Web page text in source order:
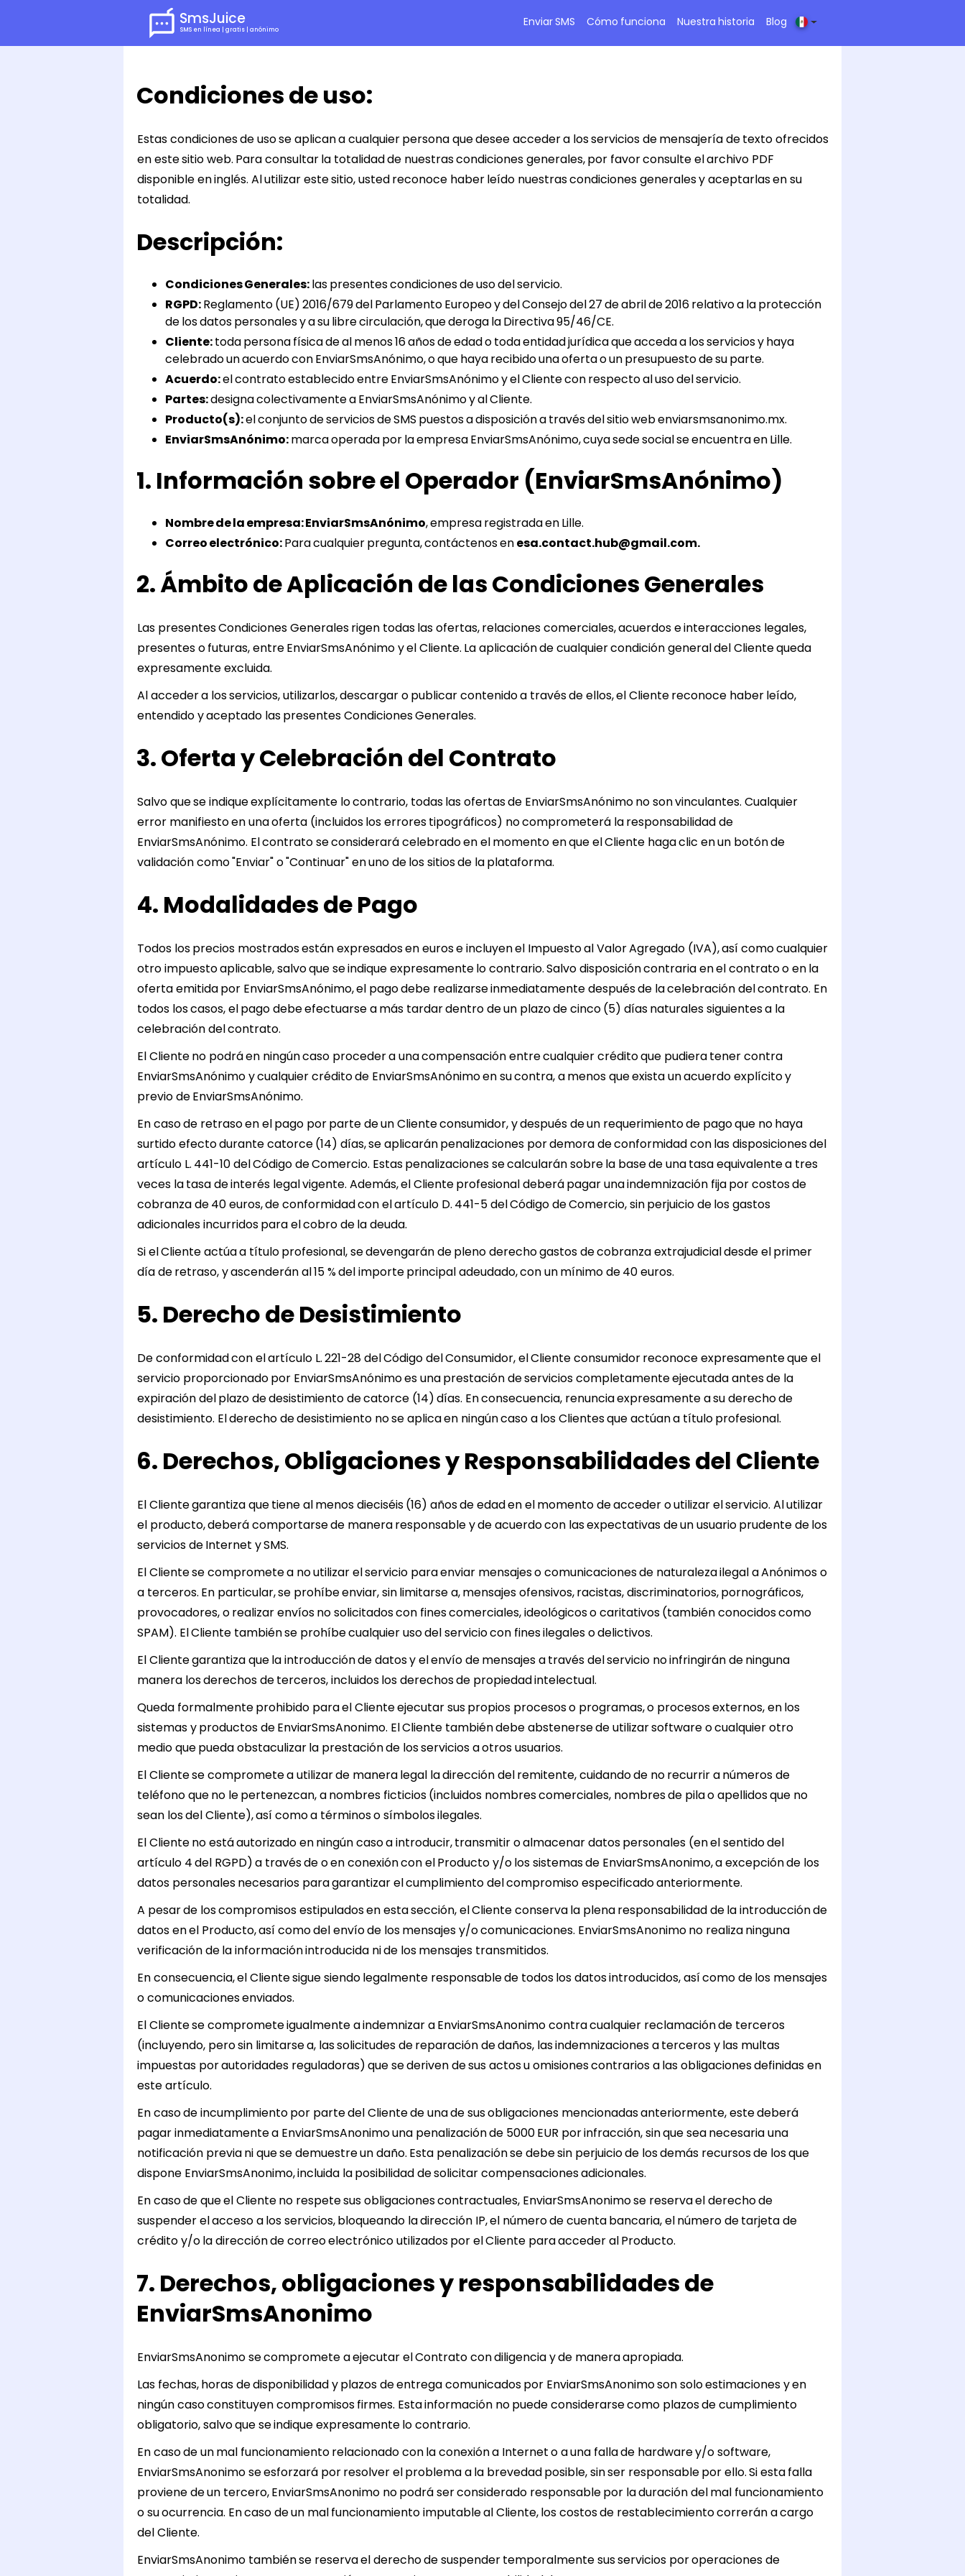
SmsJuice
SMS en línea | gratis | anónimo
Enviar SMS Cómo funciona Nuestra historia Blog
Condiciones de uso:
Estas condiciones de uso se aplican a cualquier persona que desee acceder a los servicios de mensajería de texto ofrecidos
en este sitio web. Para consultar la totalidad de nuestras condiciones generales, por favor consulte el archivo PDF
disponible en inglés. Al utilizar este sitio, usted reconoce haber leído nuestras condiciones generales y aceptarlas en su
totalidad.
Descripción:
Condiciones Generales:las presentes condiciones de uso del servicio.
RGPD:Reglamento (UE) 2016/679 del Parlamento Europeo y del Consejo del 27 de abril de 2016 relativo a la protección
de los datos personales y a su libre circulación, que deroga la Directiva 95/46/CE.
Cliente:toda persona física de al menos 16 años de edad o toda entidad jurídica que acceda a los servicios y haya
celebrado un acuerdo con EnviarSmsAnónimo, o que haya recibido una oferta o un presupuesto de su parte.
Acuerdo:el contrato establecido entre EnviarSmsAnónimo y el Cliente con respecto al uso del servicio.
Partes:designa colectivamente a EnviarSmsAnónimo y al Cliente.
Producto(s):el conjunto de servicios de SMS puestos a disposición a través del sitio web enviarsmsanonimo.mx.
EnviarSmsAnónimo:marca operada por la empresa EnviarSmsAnónimo, cuya sede social se encuentra en Lille.
1. Información sobre el Operador (EnviarSmsAnónimo)
Nombre de la empresa: EnviarSmsAnónimo, empresa registrada en Lille.
Correo electrónico:Para cualquier pregunta, contáctenos enesa.contact.hub@gmail.com.
2. Ámbito de Aplicación de las Condiciones Generales
Las presentes Condiciones Generales rigen todas las ofertas, relaciones comerciales, acuerdos e interacciones legales,
presentes o futuras, entre EnviarSmsAnónimo y el Cliente. La aplicación de cualquier condición general del Cliente queda
expresamente excluida.
Al acceder a los servicios, utilizarlos, descargar o publicar contenido a través de ellos, el Cliente reconoce haber leído,
entendido y aceptado las presentes Condiciones Generales.
3. Oferta y Celebración del Contrato
Salvo que se indique explícitamente lo contrario, todas las ofertas de EnviarSmsAnónimo no son vinculantes. Cualquier
error manifiesto en una oferta (incluidos los errores tipográficos) no comprometerá la responsabilidad de
EnviarSmsAnónimo. El contrato se considerará celebrado en el momento en que el Cliente haga clic en un botón de
validación como "Enviar" o "Continuar" en uno de los sitios de la plataforma.
4. Modalidades de Pago
Todos los precios mostrados están expresados en euros e incluyen el Impuesto al Valor Agregado (IVA), así como cualquier
otro impuesto aplicable, salvo que se indique expresamente lo contrario. Salvo disposición contraria en el contrato o en la
oferta emitida por EnviarSmsAnónimo, el pago debe realizarse inmediatamente después de la celebración del contrato. En
todos los casos, el pago debe efectuarse a más tardar dentro de un plazo de cinco (5) días naturales siguientes a la
celebración del contrato.
El Cliente no podrá en ningún caso proceder a una compensación entre cualquier crédito que pudiera tener contra
EnviarSmsAnónimo y cualquier crédito de EnviarSmsAnónimo en su contra, a menos que exista un acuerdo explícito y
previo de EnviarSmsAnónimo.
En caso de retraso en el pago por parte de un Cliente consumidor, y después de un requerimiento de pago que no haya
surtido efecto durante catorce (14) días, se aplicarán penalizaciones por demora de conformidad con las disposiciones del
artículo L. 441-10 del Código de Comercio. Estas penalizaciones se calcularán sobre la base de una tasa equivalente a tres
veces la tasa de interés legal vigente. Además, el Cliente profesional deberá pagar una indemnización fija por costos de
cobranza de 40 euros, de conformidad con el artículo D. 441-5 del Código de Comercio, sin perjuicio de los gastos
adicionales incurridos para el cobro de la deuda.
Si el Cliente actúa a título profesional, se devengarán de pleno derecho gastos de cobranza extrajudicial desde el primer
día de retraso, y ascenderán al 15 % del importe principal adeudado, con un mínimo de 40 euros.
5. Derecho de Desistimiento
De conformidad con el artículo L. 221-28 del Código del Consumidor, el Cliente consumidor reconoce expresamente que el
servicio proporcionado por EnviarSmsAnónimo es una prestación de servicios completamente ejecutada antes de la
expiración del plazo de desistimiento de catorce (14) días. En consecuencia, renuncia expresamente a su derecho de
desistimiento. El derecho de desistimiento no se aplica en ningún caso a los Clientes que actúan a título profesional.
6. Derechos, Obligaciones y Responsabilidades del Cliente
El Cliente garantiza que tiene al menos dieciséis (16) años de edad en el momento de acceder o utilizar el servicio. Al utilizar
el producto, deberá comportarse de manera responsable y de acuerdo con las expectativas de un usuario prudente de los
servicios de Internet y SMS.
El Cliente se compromete a no utilizar el servicio para enviar mensajes o comunicaciones de naturaleza ilegal a Anónimos o
a terceros. En particular, se prohíbe enviar, sin limitarse a, mensajes ofensivos, racistas, discriminatorios, pornográficos,
provocadores, o realizar envíos no solicitados con fines comerciales, ideológicos o caritativos (también conocidos como
SPAM). El Cliente también se prohíbe cualquier uso del servicio con fines ilegales o delictivos.
El Cliente garantiza que la introducción de datos y el envío de mensajes a través del servicio no infringirán de ninguna
manera los derechos de terceros, incluidos los derechos de propiedad intelectual.
Queda formalmente prohibido para el Cliente ejecutar sus propios procesos o programas, o procesos externos, en los
sistemas y productos de EnviarSmsAnonimo. El Cliente también debe abstenerse de utilizar software o cualquier otro
medio que pueda obstaculizar la prestación de los servicios a otros usuarios.
El Cliente se compromete a utilizar de manera legal la dirección del remitente, cuidando de no recurrir a números de
teléfono que no le pertenezcan, a nombres ficticios (incluidos nombres comerciales, nombres de pila o apellidos que no
sean los del Cliente), así como a términos o símbolos ilegales.
El Cliente no está autorizado en ningún caso a introducir, transmitir o almacenar datos personales (en el sentido del
artículo 4 del RGPD) a través de o en conexión con el Producto y/o los sistemas de EnviarSmsAnonimo, a excepción de los
datos personales necesarios para garantizar el cumplimiento del compromiso especificado anteriormente.
A pesar de los compromisos estipulados en esta sección, el Cliente conserva la plena responsabilidad de la introducción de
datos en el Producto, así como del envío de los mensajes y/o comunicaciones. EnviarSmsAnonimo no realiza ninguna
verificación de la información introducida ni de los mensajes transmitidos.
En consecuencia, el Cliente sigue siendo legalmente responsable de todos los datos introducidos, así como de los mensajes
o comunicaciones enviados.
El Cliente se compromete igualmente a indemnizar a EnviarSmsAnonimo contra cualquier reclamación de terceros
(incluyendo, pero sin limitarse a, las solicitudes de reparación de daños, las indemnizaciones a terceros y las multas
impuestas por autoridades reguladoras) que se deriven de sus actos u omisiones contrarios a las obligaciones definidas en
este artículo.
En caso de incumplimiento por parte del Cliente de una de sus obligaciones mencionadas anteriormente, este deberá
pagar inmediatamente a EnviarSmsAnonimo una penalización de 5000 EUR por infracción, sin que sea necesaria una
notificación previa ni que se demuestre un daño. Esta penalización se debe sin perjuicio de los demás recursos de los que
dispone EnviarSmsAnonimo, incluida la posibilidad de solicitar compensaciones adicionales.
En caso de que el Cliente no respete sus obligaciones contractuales, EnviarSmsAnonimo se reserva el derecho de
suspender el acceso a los servicios, bloqueando la dirección IP, el número de cuenta bancaria, el número de tarjeta de
crédito y/o la dirección de correo electrónico utilizados por el Cliente para acceder al Producto.
7. Derechos, obligaciones y responsabilidades de
EnviarSmsAnonimo
EnviarSmsAnonimo se compromete a ejecutar el Contrato con diligencia y de manera apropiada.
Las fechas, horas de disponibilidad y plazos de entrega comunicados por EnviarSmsAnonimo son solo estimaciones y en
ningún caso constituyen compromisos firmes. Esta información no puede considerarse como plazos de cumplimiento
obligatorio, salvo que se indique expresamente lo contrario.
En caso de un mal funcionamiento relacionado con la conexión a Internet o a una falla de hardware y/o software,
EnviarSmsAnonimo se esforzará por resolver el problema a la brevedad posible, sin ser responsable por ello. Si esta falla
proviene de un tercero, EnviarSmsAnonimo no podrá ser considerado responsable por la duración del mal funcionamiento
o su ocurrencia. En caso de un mal funcionamiento imputable al Cliente, los costos de restablecimiento correrán a cargo
del Cliente.
EnviarSmsAnonimo también se reserva el derecho de suspender temporalmente sus servicios por operaciones de